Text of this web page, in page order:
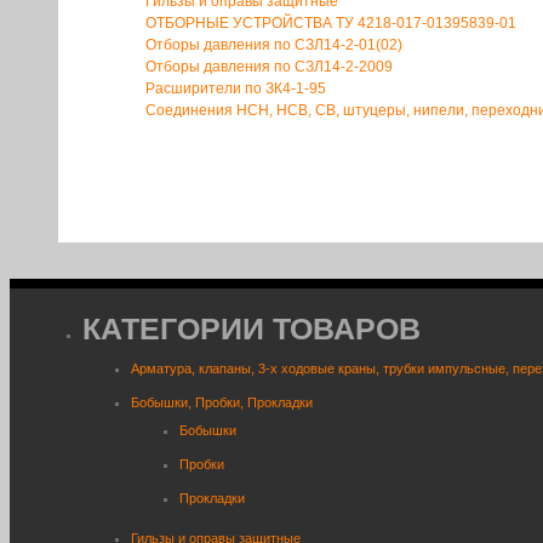
ОТБОРНЫЕ УСТРОЙСТВА ТУ 4218-017-01395839-01
Отборы давления по СЗЛ14-2-01(02)
Отборы давления по СЗЛ14-2-2009
Расширители по ЗК4-1-95
Соединения НСН, НСВ, СВ, штуцеры, нипели,
КАТЕГОРИИ ТОВАРОВ
Арматура, клапаны, 3-х ходовые краны, трубки импульсные,
Бобышки, Пробки, Прокладки
Бобышки
Пробки
Прокладки
Гильзы и оправы защитные